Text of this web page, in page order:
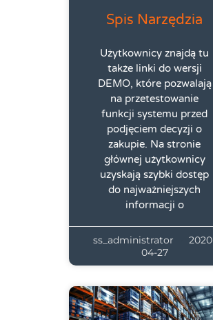
Spis Narzędzia
Użytkownicy znajdą tu
także linki do wersji
DEMO, które pozwalają
na przetestowanie
funkcji systemu przed
podjęciem decyzji o
zakupie. Na stronie
głównej użytkownicy
uzyskają szybki dostęp
do najważniejszych
informacji o
ss_administrator
04-27